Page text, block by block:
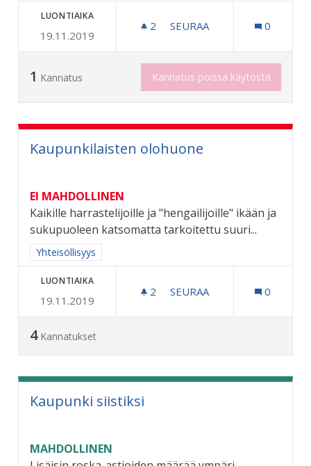
LUONTIAIKA
19.11.2019
2 2 SEURAAJAA
SEURAA 0
1 Kannatus Kannatus poissa käytöstä
Kaupunkilaisten olohuone
EI MAHDOLLINEN
Kaikille harrastelijoille ja "hengailijoille" ikään ja
sukupuoleen katsomatta tarkoitettu suuri...
Rajaa tulokset aihepiirin mukaan: Yhteisöllisyys
Yhteisöllisyys
LUONTIAIKA
19.11.2019
2 2 SEURAAJAA
SEURAA 0
4 Kannatukset
Kaupunki siistiksi
MAHDOLLINEN